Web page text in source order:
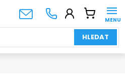
HLEDAT
NÁKUPNÍ
KOŠÍK